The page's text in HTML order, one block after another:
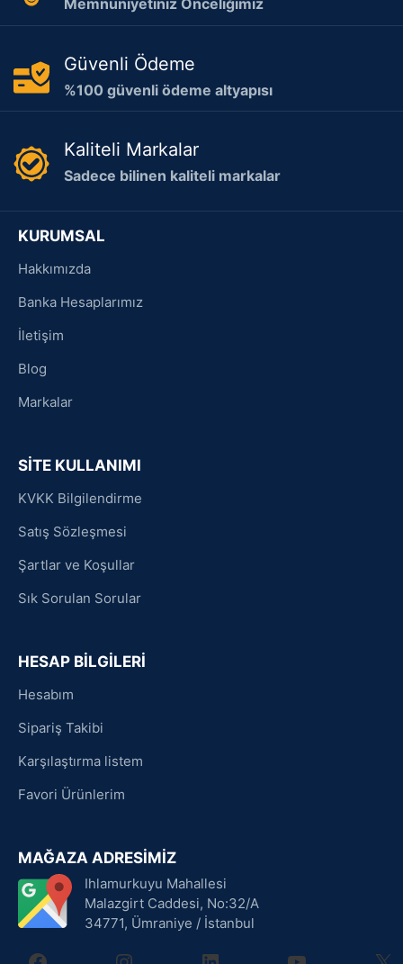
Memnuniyetiniz Önceliğimiz
Güvenli Ödeme
%100 güvenli ödeme altyapısı
Kaliteli Markalar
Sadece bilinen kaliteli markalar
KURUMSAL
Hakkımızda
Banka Hesaplarımız
İletişim
Blog
Markalar
SİTE KULLANIMI
KVKK Bilgilendirme
Satış Sözleşmesi
Şartlar ve Koşullar
Sık Sorulan Sorular
HESAP BİLGİLERİ
Hesabım
Sipariş Takibi
Karşılaştırma listem
Favori Ürünlerim
MAĞAZA ADRESİMİZ
Ihlamurkuyu Mahallesi
Malazgirt Caddesi, No:32/A
34771, Ümraniye / İstanbul